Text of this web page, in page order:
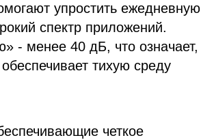
упростить ежедневную
спектр приложений.
- менее 40 дБ, что означает,
тихую среду
четкое